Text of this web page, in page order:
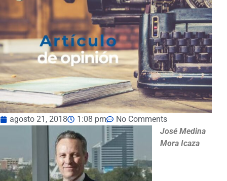
agosto 21, 2018 1:08 pm
No Comments
José Medina
Mora Icaza